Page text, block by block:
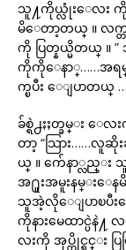
သူ႔ကိုယ္လုံးေလး ကို
မိေတာ့တယ္ ။ လက္
ကို ပြတ္နယ္မိတယ္ ။
ကိုကိုေနာ္……အရမ္
က္ၿပီး ေျပာတယ္
ခ်စ္ရဲ႕ႏႈတ္ခမ္း
တာ့ “သြား……လူ
ယ္ ။ က်ေနာ္လည္း
အ႐ူးအမူးနမ္းေနမိ
သူအဲ့လိုေျပာၿပီးက်
ကိုနားမေထာင္ပဲနဲ
လးကို အုပ္ကိုင္ရင္း